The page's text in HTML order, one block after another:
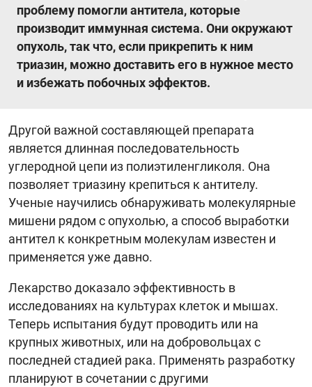
проблему помогли антитела, которые
производит иммунная система. Они окружают
опухоль, так что, если прикрепить к ним
триазин, можно доставить его в нужное место
и избежать побочных эффектов.
Другой важной составляющей препарата
является длинная последовательность
углеродной цепи из полиэтиленгликоля. Она
позволяет триазину крепиться к антителу.
Ученые научились обнаруживать молекулярные
мишени рядом с опухолью, а способ выработки
антител к конкретным молекулам известен и
применяется уже давно.
Лекарство доказало эффективность в
исследованиях на культурах клеток и мышах.
Теперь испытания будут проводить или на
крупных животных, или на добровольцах с
последней стадией рака. Применять разработку
планируют в сочетании с другими